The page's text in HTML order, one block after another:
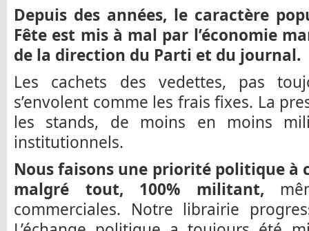
Depuis des années, le caractère
Fête est mis à mal par l’économie
de la direction du Parti et du journal.
Les cachets des vedettes, pas
s’envolent comme les frais fixes. La
les stands, de moins en moins
institutionnels.
Nous faisons une priorité politique à
malgré tout, 100% militant,
commerciales. Notre librairie